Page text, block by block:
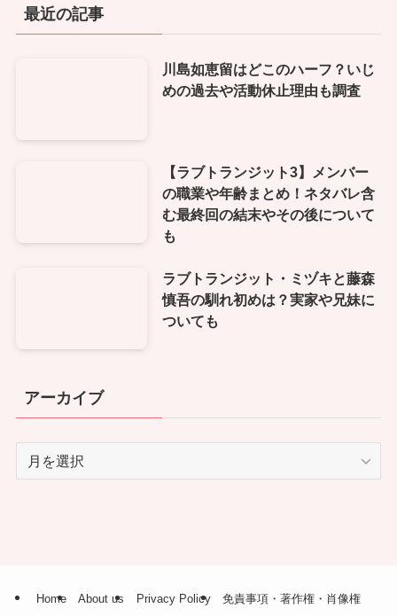
最近の記事
川島如恵留はどこのハーフ？いじ
めの過去や活動休止理由も調査
【ラブトランジット3】メンバー
の職業や年齢まとめ！ネタバレ含
む最終回の結末やその後について
も
ラブトランジット・ミヅキと藤森
慎吾の馴れ初めは？実家や兄妹に
ついても
アーカイブ
Home About us Privacy Policy 免責事項・著作権・肖像権